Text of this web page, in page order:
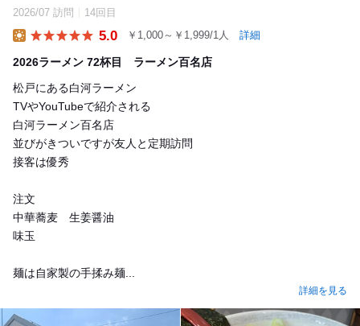
2026/07 訪問 14回目
5.0 ￥1,000～￥1,999/1人 詳細
2026ラーメン 72杯目 ラーメン百名店
松戸にある白河ラーメン
TVやYouTubeで紹介される
白河ラーメン百名店
並びがきついですが友人と定期訪問
接客は優秀
注文
中華蕎麦 生姜醤油
味玉
麺は自家製の手揉み麺...
詳細を見る